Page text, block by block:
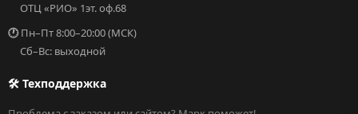
ОТЦ «РИО» 1эт. оф.68
🕐Пн–Пт 8:00–20:00 (МСК)
Сб–Вс: выходной
🛠 Техподдержка